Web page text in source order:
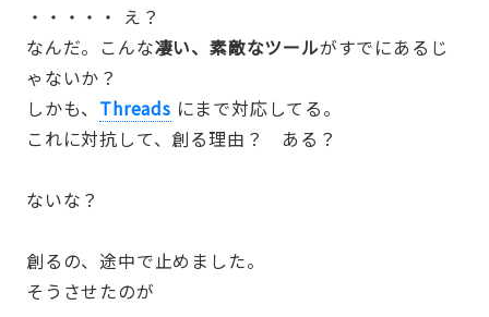
・・・・・ え？
なんだ。こんな凄い、素敵なツールがすでにあるじ
ゃないか？
しかも、 Threads にまで対応してる。
これに対抗して、創る理由？ ある？
ないな？
創るの、途中で止めました。
そうさせたのが